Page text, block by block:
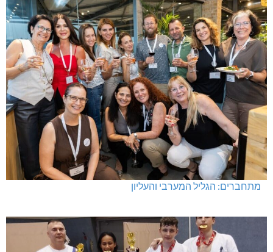
מתחברים: הגליל המערבי והעליון